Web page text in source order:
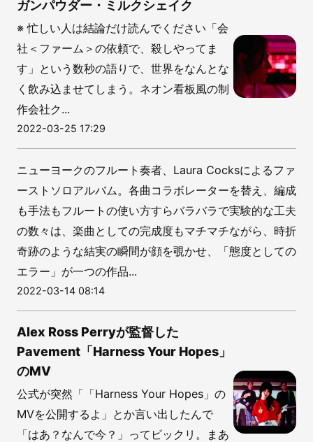
ガンパウダー・ミルクシェイク
※ 忙しい人は結論だけ読んでください「会
社＜ファーム＞の依頼で、殺しやってま
す」という数秒の語りで、世界をなんとな
く飲み込ませてしまう。ネオン看板風の制
作会社ク...
2022-03-25 17:29
ニューヨークのフルート奏者、Laura Cocksによるファ
ーストソロアルバム。各曲コラボレーターを替え、編成
も手法もフルートの使い方すらバラバラで実験的な工夫
の数々は、楽曲としての完成度もマチマチながら、時折
奇跡のような結実の瞬間が顔を覗かせ、「態度としての
エラー」が一つの作品...
2022-03-14 08:14
Alex Ross Perryが監督した
Pavement「Harness Your Hopes」
のMV
公式が突然「「Harness Your Hopes」の
MVを公開するよ」とか言い出したんで
「はあ？なんで今？」ってビックリ。まあ